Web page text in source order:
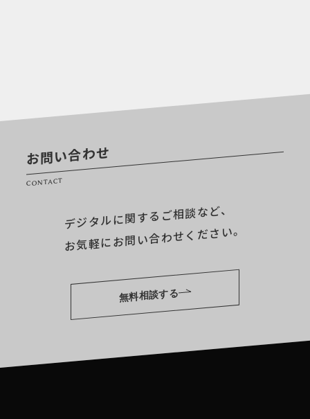
お問い合わせ
CONTACT
デジタルに関するご相談など、
お気軽にお問い合わせください。
無料相談する